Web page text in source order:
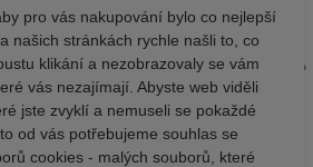
pro vás nakupování bylo co nejlepší
našich stránkách rychle našli to, co
klikání a nezobrazovaly se vám
vás nezajímají. Abyste web viděli
jste zvyklí a nemuseli se pokaždé
od vás potřebujeme souhlas se
cookies - malých souborů, které